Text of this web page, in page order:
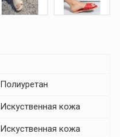
Полиуретан
Искуственная кожа
Искуственная кожа